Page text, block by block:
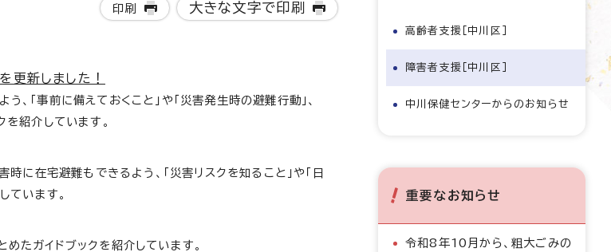
印刷 大きな文字で印刷
更新しました！
「事前に備えておくこと」や「災害発生時の避難行動」、
紹介しています。
在宅避難もできるよう、「災害リスクを知ること」や「日
ています。
たガイドブックを紹介しています。
高齢者支援［中川区］
障害者支援［中川区］
中川保健センターからのお知らせ
重要なお知らせ
令和8年10月から、粗大ごみの